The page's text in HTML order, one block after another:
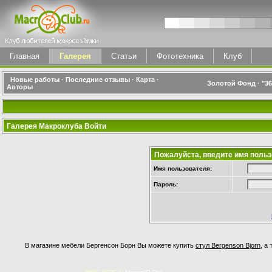
Главная Галерея Статьи Фототехника Клуб
Новые работы · Последние отзывы · Карта ·
Авторы
Золотой Фонд ·
Галерея Макроклуба Войти
Пожалуйста, введите имя
Имя пользователя:
Пароль:
В магазине мебели Бергенсон Борн Вы можете купить стул Bergenson Bjorn ,